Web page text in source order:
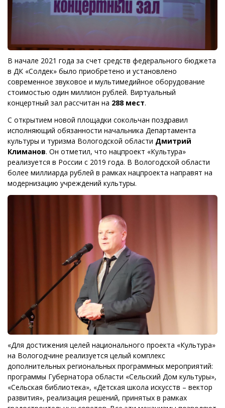
В начале 2021 года за счет средств федерального бюджета
в ДК «Солдек» было приобретено и установлено
современное звуковое и мультимедийное оборудование
стоимостью один миллион рублей. Виртуальный
концертный зал рассчитан на 288 мест.
С открытием новой площадки сокольчан поздравил
исполняющий обязанности начальника Департамента
культуры и туризма Вологодской области Дмитрий
Климанов. Он отметил, что нацпроект «Культура»
реализуется в России с 2019 года. В Вологодской области
более миллиарда рублей в рамках нацпроекта направят на
модернизацию учреждений культуры.
«Для достижения целей национального проекта «Культура»
на Вологодчине реализуется целый комплекс
дополнительных региональных программных мероприятий:
программы Губернатора области «Сельский Дом культуры»,
«Сельская библиотека», «Детская школа искусств – вектор
развития», реализация решений, принятых в рамках